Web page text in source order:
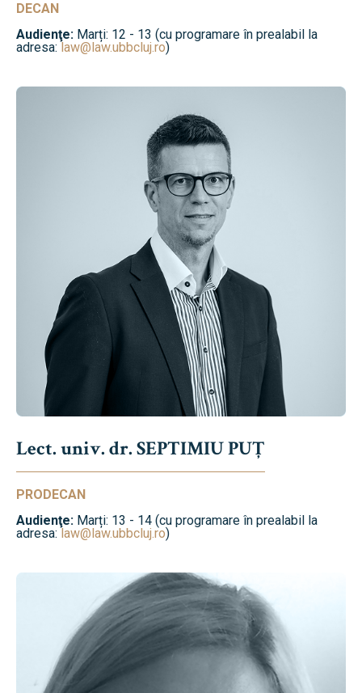
DECAN
Audienţe: Marți: 12 - 13 (cu programare în prealabil la
adresa:law@law.ubbcluj.ro)
Lect. univ. dr. SEPTIMIU PUȚ
PRODECAN
Audienţe: Marți: 13 - 14 (cu programare în prealabil la
adresa:law@law.ubbcluj.ro)